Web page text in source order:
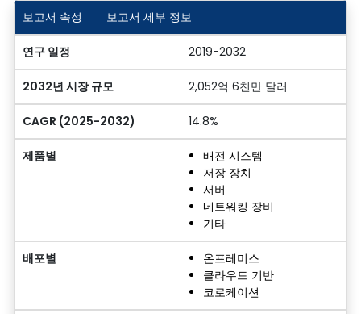
보고서 속성 보고서 세부 정보
연구 일정 2019-2032
2032년 시장 규모 2,052억 6천만 달러
CAGR (2025-2032) 14.8%
제품별
배전 시스템
저장 장치
서버
네트워킹 장비
기타
배포별
온프레미스
클라우드 기반
코로케이션